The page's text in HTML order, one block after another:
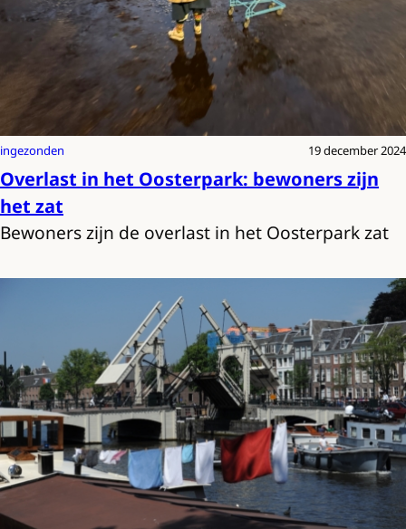
ingezonden 19 december 2024
Overlast in het Oosterpark: bewoners zijn
het zat
Bewoners zijn de overlast in het Oosterpark zat